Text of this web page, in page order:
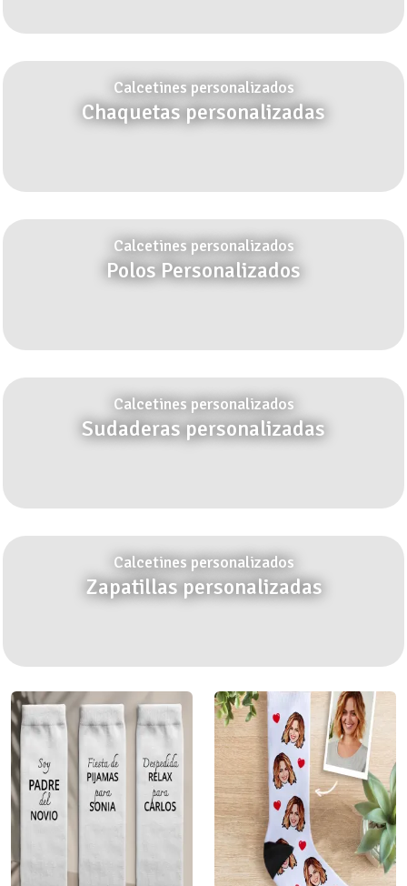
Calcetines personalizados
Chaquetas personalizadas
Calcetines personalizados
Polos Personalizados
Calcetines personalizados
Sudaderas personalizadas
Calcetines personalizados
Zapatillas personalizadas